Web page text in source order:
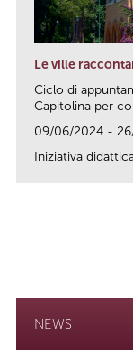
Le ville
Ciclo di
Capitolina per
09/06/2024 -
Iniziativa
NEWS